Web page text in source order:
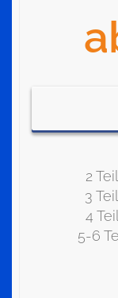
2
3
4
5-6